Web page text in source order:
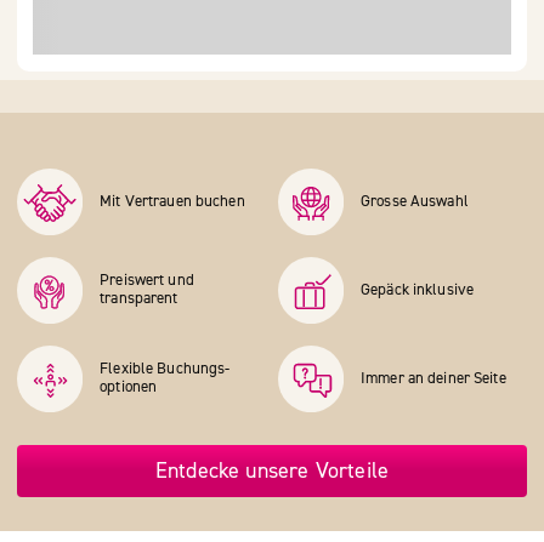
Mit Vertrauen buchen Grosse Auswahl
Preiswert und
transparent
Gepäck inklusive
Flexible Buchungs­
optionen
Immer an deiner Seite
Entdecke unsere Vorteile